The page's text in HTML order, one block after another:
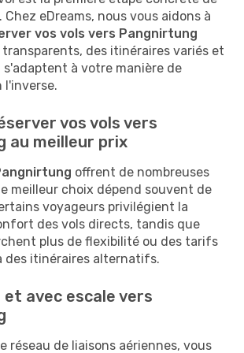
eDreams, nous vous aidons à
vos vols vers Pangnirtung
des itinéraires variés et
s'adaptent à votre manière de
l'inverse.
vos vols vers
au meilleur prix
offrent de nombreuses
meilleur choix dépend souvent de
voyageurs privilégient la
des vols directs, tandis que
plus de flexibilité ou des tarifs
des itinéraires alternatifs.
avec escale vers
réseau de liaisons aériennes, vous